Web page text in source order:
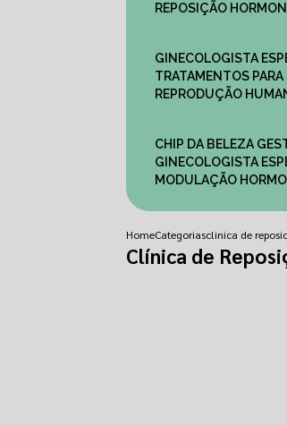
REPOSIÇÃO
GINECOLOGISTA
TRATAMENTOS
REPRODUÇÃO
CHIP DA BELEZA
GINECOLOGISTA
MODULAÇÃO
HomeCategoriasclinica de
Clínica de